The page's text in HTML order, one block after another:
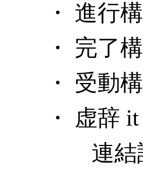
・ 進行
・ 完了
・ 受動
・ 虚辞 it
連結詞